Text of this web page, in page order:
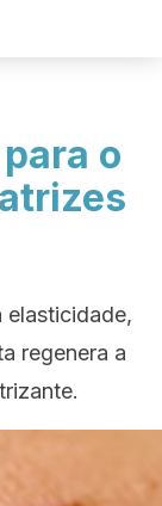
o
elasticidade,
regenera a